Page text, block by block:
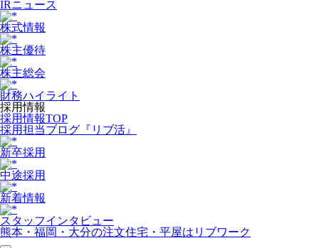
IRニュース
株式情報
株主優待
株主総会
財務ハイライト
採用情報
採用情報TOP
採用担当ブログ『リブ活』
新卒採用
中途採用
新着情報
スタッフインタビュー
熊本・福岡・大分の注文住宅・平屋はリブワーク